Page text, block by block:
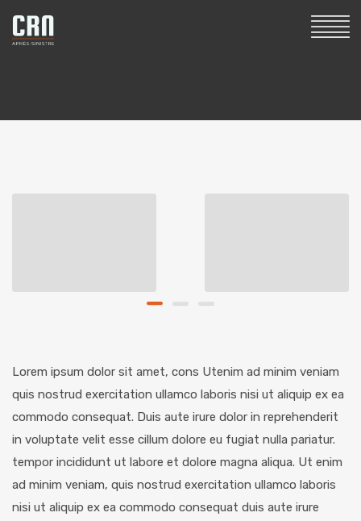
Lorem ipsum dolor sit amet, cons Utenim ad minim veniam
quis nostrud exercitation ullamco laboris nisi ut aliquip ex ea
commodo consequat. Duis aute irure dolor in reprehenderit
in voluptate velit esse cillum dolore eu fugiat nulla pariatur.
tempor incididunt ut labore et dolore magna aliqua. Ut enim
ad minim veniam, quis nostrud exercitation ullamco laboris
nisi ut aliquip ex ea commodo consequat duis aute irure